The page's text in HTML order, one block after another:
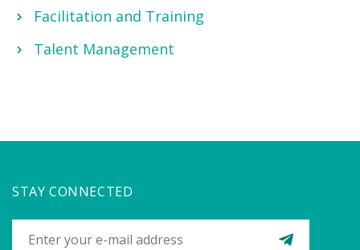
Facilitation and Training
Talent Management
STAY CONNECTED